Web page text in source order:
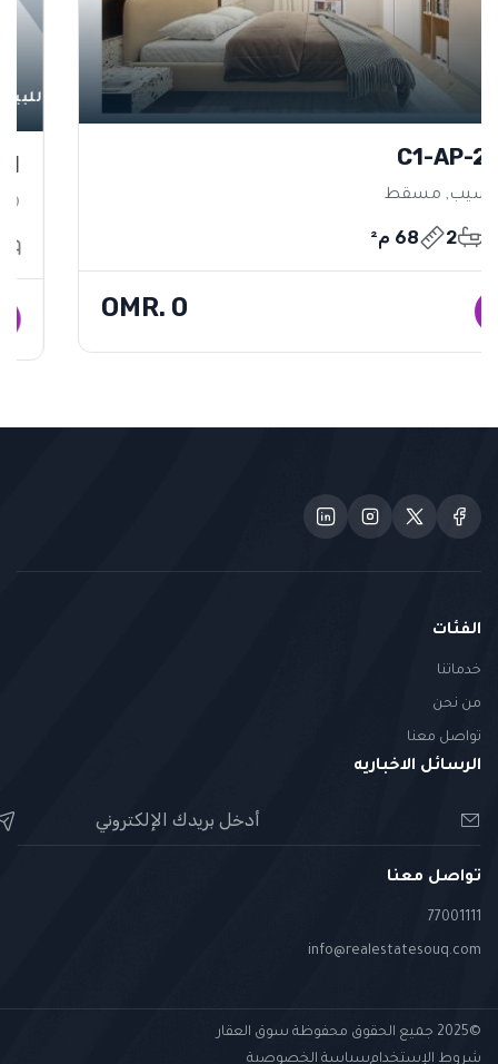
للبيع
الفئات
خدماتنا
من نحن
تواصل معنا
الرسائل الاخباريه
تواصل معنا
77001111
info@realestatesouq.com
©2025 جميع الحقوق محفوظة سوق العقار
شروط الإستخدامسياسة الخصوصية